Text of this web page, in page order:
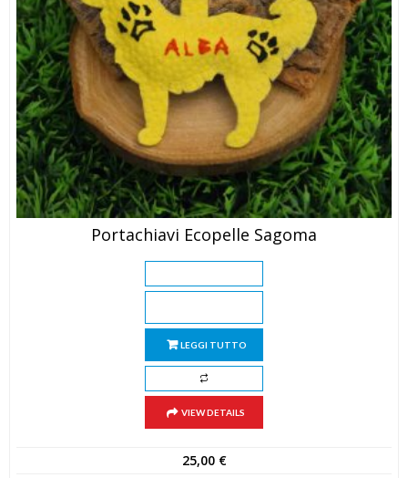
Portachiavi Ecopelle Sagoma
LEGGI TUTTO
VIEW DETAILS
25,00 €